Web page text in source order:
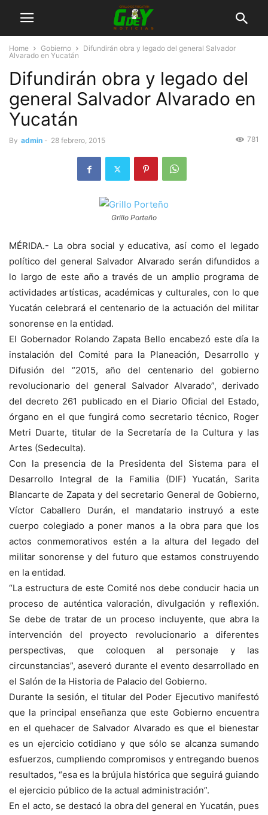
Home Gobierno
Difundirán obra y legado del general Salvador
Alvarado en Yucatán
Difundirán obra y legado del
general Salvador Alvarado en
Yucatán
By admin - 28 febrero, 2015 781
Grillo Porteño
MÉRIDA.- La obra social y educativa, así como el legado
político del general Salvador Alvarado serán difundidos a
lo largo de este año a través de un amplio programa de
actividades artísticas, académicas y culturales, con lo que
Yucatán celebrará el centenario de la actuación del militar
sonorense en la entidad.
El Gobernador Rolando Zapata Bello encabezó este día la
instalación del Comité para la Planeación, Desarrollo y
Difusión del “2015, año del centenario del gobierno
revolucionario del general Salvador Alvarado”, derivado
del decreto 261 publicado en el Diario Oficial del Estado,
órgano en el que fungirá como secretario técnico, Roger
Metri Duarte, titular de la Secretaría de la Cultura y las
Artes (Sedeculta).
Con la presencia de la Presidenta del Sistema para el
Desarrollo Integral de la Familia (DIF) Yucatán, Sarita
Blancarte de Zapata y del secretario General de Gobierno,
Víctor Caballero Durán, el mandatario instruyó a este
cuerpo colegiado a poner manos a la obra para que los
actos conmemorativos estén a la altura del legado del
militar sonorense y del futuro que estamos construyendo
en la entidad.
“La estructura de este Comité nos debe conducir hacia un
proceso de auténtica valoración, divulgación y reflexión.
Se debe de tratar de un proceso incluyente, que abra la
intervención del proyecto revolucionario a diferentes
perspectivas, que coloquen al personaje y las
circunstancias”, aseveró durante el evento desarrollado en
el Salón de la Historia de Palacio del Gobierno.
Durante la sesión, el titular del Poder Ejecutivo manifestó
que la principal enseñanza que este Gobierno encuentra
en el quehacer de Salvador Alvarado es que el bienestar
es un ejercicio cotidiano y que sólo se alcanza sumando
esfuerzos, cumpliendo compromisos y entregando buenos
resultados, “esa es la brújula histórica que seguirá guiando
el ejercicio público de la actual administración”.
En el acto, se destacó la obra del general en Yucatán, pues